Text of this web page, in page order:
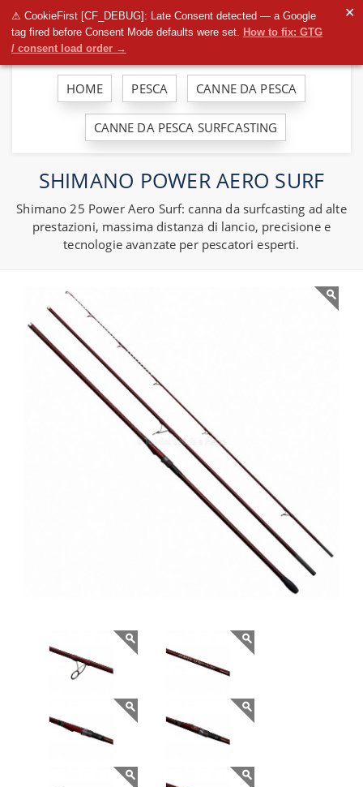
⚠ CookieFirst [CF_DEBUG]: Late Consent detected — a Google
tag fired before Consent Mode defaults were set. How to fix: GTG
/ consent load order →
✕
HOME PESCA CANNE DA PESCA
CANNE DA PESCA SURFCASTING
SHIMANO POWER AERO SURF
Shimano 25 Power Aero Surf: canna da surfcasting ad alte
prestazioni, massima distanza di lancio, precisione e
tecnologie avanzate per pescatori esperti.